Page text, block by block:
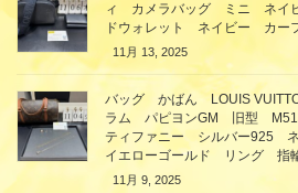
ィ カメラバッグ ミニ ネイ
ドウォレット ネイビー カー
11月 13, 2025
バッグ かばん LOUIS
ラム パピヨンGM 旧型
ティファニー シルバー925
イエローゴールド リング
11月 9, 2025